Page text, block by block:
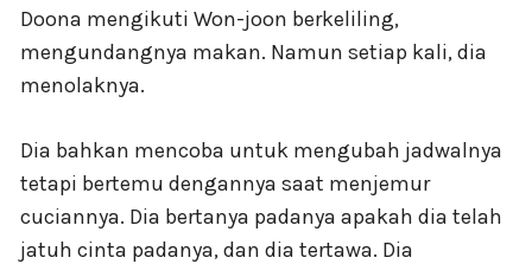
Doona mengikuti Won-joon berkeliling,
mengundangnya makan. Namun setiap kali, dia
menolaknya.
Dia bahkan mencoba untuk mengubah jadwalnya
tetapi bertemu dengannya saat menjemur
cuciannya. Dia bertanya padanya apakah dia telah
jatuh cinta padanya, dan dia tertawa. Dia